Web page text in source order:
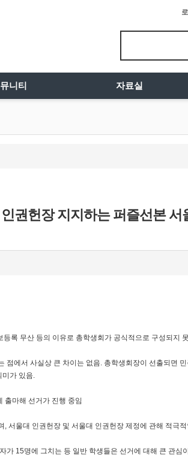
니티 자료실
권헌장 지지하는 퍼즐선본 서
록 무산 등의 이유로 총학생회가 공식적으로 구성되지
점에서 사실상 큰 차이는 없음. 총학생회장이 선출되면
미가 있음.
출마해 선거가 진행 중임
서울대 인권헌장 및 서울대 인권헌장 제정에 관해 적극
가 15명에 그치는 등 일반 학생들은 선거에 대해 큰 관심